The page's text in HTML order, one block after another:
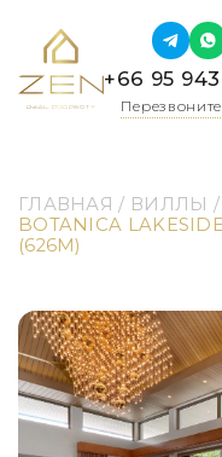
+66 95 943
ГЛАВНАЯ / ВИЛЛЫ /
BOTANICA
(626M)